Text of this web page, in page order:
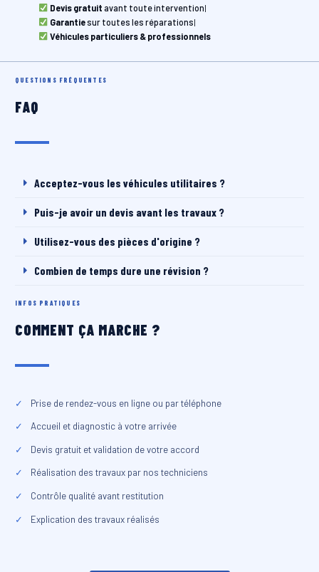
Devis gratuit avant toute intervention|
Garantiesur toutes les réparations|
Véhicules particuliers & professionnels
QUESTIONS FRÉQUENTES
FAQ
Acceptez-vous les véhicules utilitaires ?
Puis-je avoir un devis avant les travaux ?
Utilisez-vous des pièces d'origine ?
Combien de temps dure une révision ?
INFOS PRATIQUES
COMMENT ÇA MARCHE ?
✓ Prise de rendez-vous en ligne ou par téléphone
✓ Accueil et diagnostic à votre arrivée
✓ Devis gratuit et validation de votre accord
✓ Réalisation des travaux par nos techniciens
✓ Contrôle qualité avant restitution
✓ Explication des travaux réalisés